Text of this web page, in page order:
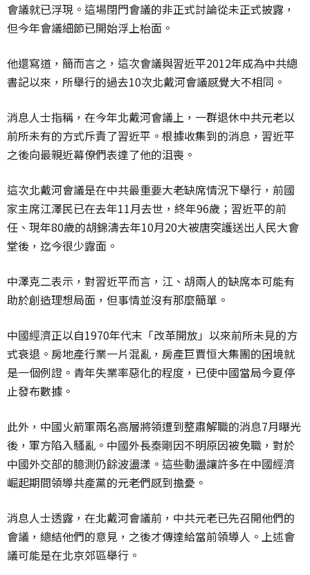
會議就已浮現。這場閉門會議的非正式討論從未正式披露，
但今年會議細節已開始浮上枱面。
他還寫道，簡而言之，這次會議與習近平2012年成為中共總
書記以來，所舉行的過去10次北戴河會議感覺大不相同。
消息人士指稱，在今年北戴河會議上，一群退休中共元老以
前所未有的方式斥責了習近平。根據收集到的消息，習近平
之後向最親近幕僚們表達了他的沮喪。
這次北戴河會議是在中共最重要大老缺席情況下舉行，前國
家主席江澤民已在去年11月去世，終年96歲；習近平的前
任、現年80歲的胡錦濤去年10月20大被唐突護送出人民大會
堂後，迄今很少露面。
中澤克二表示，對習近平而言，江、胡兩人的缺席本可能有
助於創造理想局面，但事情並沒有那麼簡單。
中國經濟正以自1970年代末「改革開放」以來前所未見的方
式衰退。房地產行業一片混亂，房產巨賈恒大集團的困境就
是一個例證。青年失業率惡化的程度，已使中國當局今夏停
止發布數據。
此外，中國火箭軍兩名高層將領遭到整肅解職的消息7月曝光
後，軍方陷入騷亂。中國外長秦剛因不明原因被免職，對於
中國外交部的臆測仍餘波盪漾。這些動盪讓許多在中國經濟
崛起期間領導共產黨的元老們感到擔憂。
消息人士透露，在北戴河會議前，中共元老已先召開他們的
會議，總結他們的意見，之後才傳達給當前領導人。上述會
議可能是在北京郊區舉行。